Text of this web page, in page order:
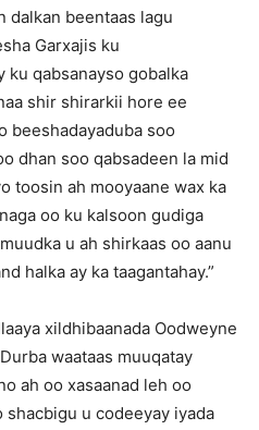
dalkan beentaas lagu
Garxajis ku
ku qabsanayso gobalka
shir shirarkii hore ee
beeshadayaduba soo
dhan soo qabsadeen la mid
toosin ah mooyaane wax ka
oo ku kalsoon gudiga
u ah shirkaas oo aanu
halka ay ka taagantahay.”
xildhibaanada Oodweyne
waataas muuqatay
ah oo xasaanad leh oo
u codeeyay iyada